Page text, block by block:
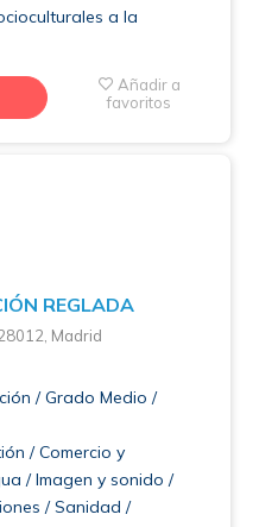
a la
Añadir a
favoritos
REGLADA
Madrid
/ Grado Medio /
/ Comercio y
/ Imagen y sonido /
/ Sanidad /